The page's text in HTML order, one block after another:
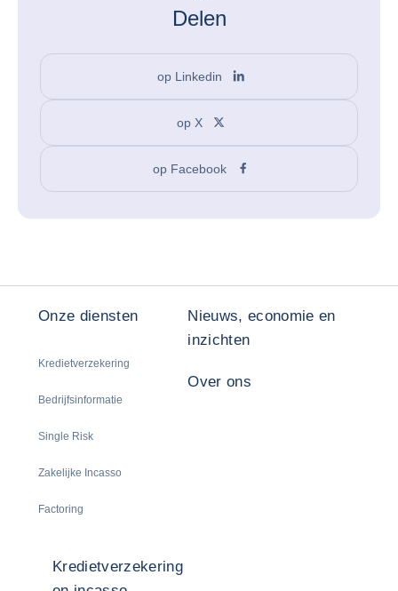
Delen
op Linkedin
op X
op Facebook
Onze diensten
Kredietverzekering
Bedrijfsinformatie
Single Risk
Zakelijke Incasso
Factoring
Nieuws, economie en
inzichten
Over ons
Kredietverzekering